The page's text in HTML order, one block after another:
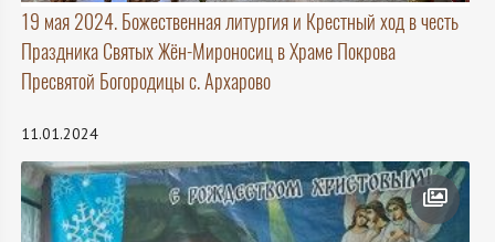
19 мая 2024. Божественная литургия и Крестный ход в честь
Праздника Святых Жён-Мироносиц в Храме Покрова
Пресвятой Богородицы с. Архарово
11.01.2024